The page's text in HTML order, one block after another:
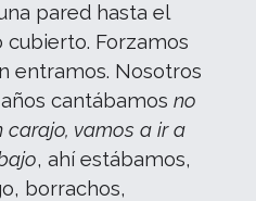
pared hasta el
Forzamos
entramos. Nosotros
cantábamos no
carajo, vamos a ir a
, ahí estábamos,
borrachos,